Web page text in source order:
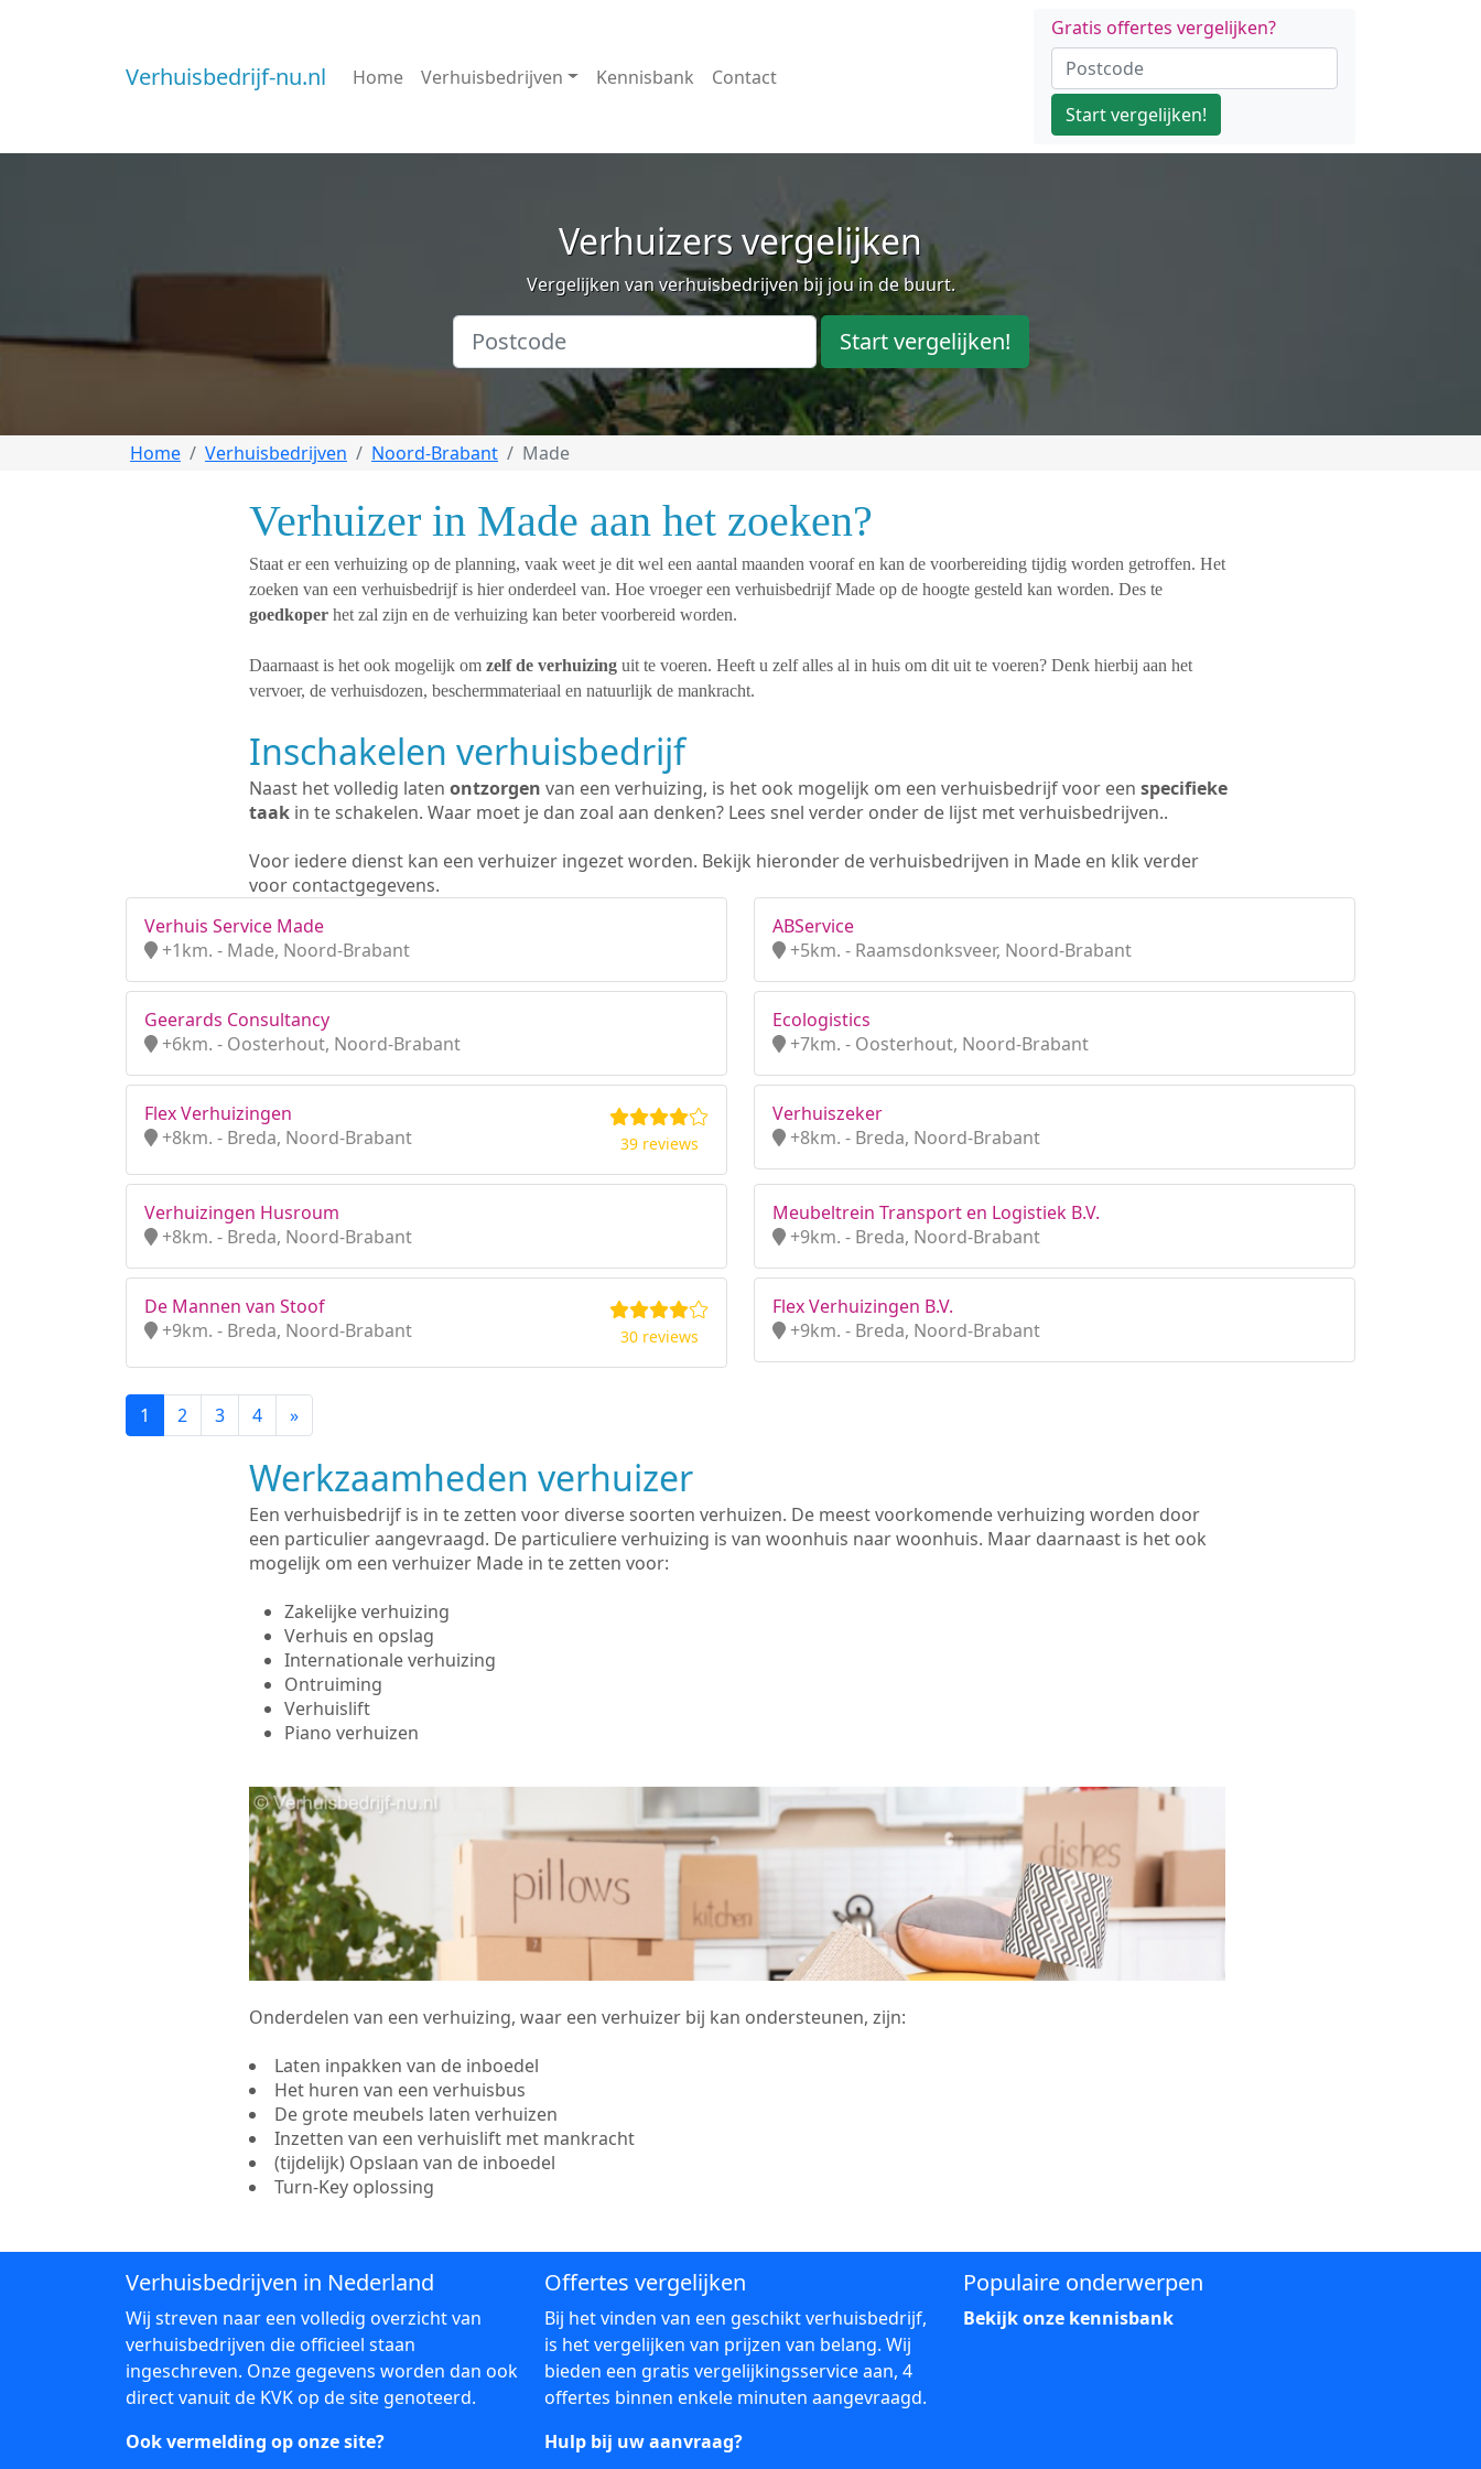
Verhuisbedrijf-nu.nl Home Verhuisbedrijven Kennisbank Contact
Gratis offertes vergelijken?
Start vergelijken!
Verhuizers vergelijken
Vergelijken van verhuisbedrijven bij jou in de buurt.
Start vergelijken!
Home Verhuisbedrijven Noord-Brabant Made
Verhuizer in Made aan het zoeken?
Staat er een verhuizing op de planning, vaak weet je dit wel een aantal maanden vooraf en kan de voorbereiding tijdig worden getroffen. Het
zoeken van een verhuisbedrijf is hier onderdeel van. Hoe vroeger een verhuisbedrijf Made op de hoogte gesteld kan worden. Des te
goedkoperhet zal zijn en de verhuizing kan beter voorbereid worden.
Daarnaast is het ook mogelijk om zelf de verhuizinguit te voeren. Heeft u zelf alles al in huis om dit uit te voeren? Denk hierbij aan het
vervoer, de verhuisdozen, beschermmateriaal en natuurlijk de mankracht.
Inschakelen verhuisbedrijf
Naast het volledig laten ontzorgen van een verhuizing, is het ook mogelijk om een verhuisbedrijf voor een specifieke
taakin te schakelen. Waar moet je dan zoal aan denken? Lees snel verder onder de lijst met verhuisbedrijven..
Voor iedere dienst kan een verhuizer ingezet worden. Bekijk hieronder de verhuisbedrijven in Made en klik verder
voor contactgegevens.
Verhuis Service Made
+1km. - Made, Noord-Brabant
ABService
+5km. - Raamsdonksveer, Noord-Brabant
Geerards Consultancy
+6km. - Oosterhout, Noord-Brabant
Ecologistics
+7km. - Oosterhout, Noord-Brabant
Flex Verhuizingen
+8km. - Breda, Noord-Brabant
39 reviews
Verhuiszeker
+8km. - Breda, Noord-Brabant
Verhuizingen Husroum
+8km. - Breda, Noord-Brabant
Meubeltrein Transport en Logistiek B.V.
+9km. - Breda, Noord-Brabant
De Mannen van Stoof
+9km. - Breda, Noord-Brabant
30 reviews
Flex Verhuizingen B.V.
+9km. - Breda, Noord-Brabant
1 2 3 4 »
Werkzaamheden verhuizer
Een verhuisbedrijf is in te zetten voor diverse soorten verhuizen. De meest voorkomende verhuizing worden door
een particulier aangevraagd. De particuliere verhuizing is van woonhuis naar woonhuis. Maar daarnaast is het ook
mogelijk om een verhuizer Made in te zetten voor:
Zakelijke verhuizing
Verhuis en opslag
Internationale verhuizing
Ontruiming
Verhuislift
Piano verhuizen
Onderdelen van een verhuizing, waar een verhuizer bij kan ondersteunen, zijn:
Laten inpakken van de inboedel
Het huren van een verhuisbus
De grote meubels laten verhuizen
Inzetten van een verhuislift met mankracht
(tijdelijk) Opslaan van de inboedel
Turn-Key oplossing
Verhuisbedrijven in Nederland
Wij streven naar een volledig overzicht van
verhuisbedrijven die officieel staan
ingeschreven. Onze gegevens worden dan ook
direct vanuit de KVK op de site genoteerd.
Ook vermelding op onze site?
Offertes vergelijken
Bij het vinden van een geschikt verhuisbedrijf,
is het vergelijken van prijzen van belang. Wij
bieden een gratis vergelijkingsservice aan, 4
offertes binnen enkele minuten aangevraagd.
Hulp bij uw aanvraag?
Populaire onderwerpen
Bekijk onze kennisbank